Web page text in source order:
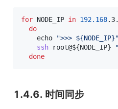
for NODE_IP in 192.168
do
echo
">>> ${NODE_IP}"
ssh root@${NODE_IP}
done
1.4.6. 时间同步